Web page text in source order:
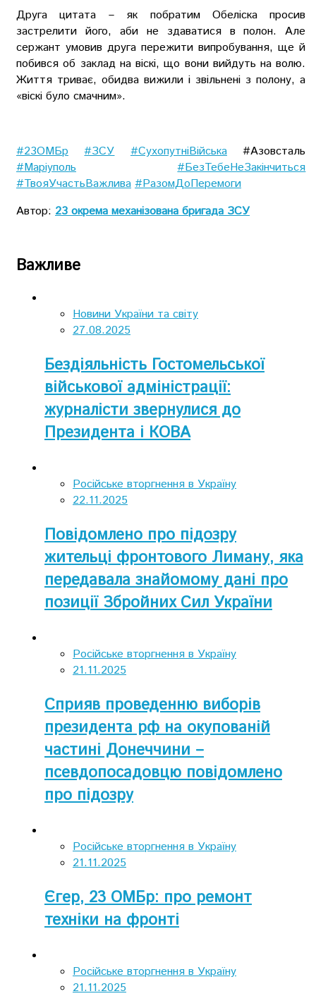
Друга цитата – як побратим Обеліска просив
застрелити його, аби не здаватися в полон. Але
сержант умовив друга пережити випробування, ще й
побився об заклад на віскі, що вони вийдуть на волю.
Життя триває, обидва вижили і звільнені з полону, а
«віскі було смачним».
#23ОМБр #ЗСУ #СухопутніВійська#Азовсталь
#Маріуполь
#БезТебеНеЗакінчиться
#ТвояУчастьВажлива #РазомДоПеремоги
Автор: 23 окрема механізована бригада ЗСУ
Важливе
Новини України та світу
27.08.2025
Бездіяльність Гостомельської
військової адміністрації:
журналісти звернулися до
Президента і КОВА
Російське вторгнення в Україну
22.11.2025
Повідомлено про підозру
жительці фронтового Лиману, яка
передавала знайомому дані про
позиції Збройних Сил України
Російське вторгнення в Україну
21.11.2025
Сприяв проведенню виборів
президента рф на окупованій
частині Донеччини –
псевдопосадовцю повідомлено
про підозру
Російське вторгнення в Україну
21.11.2025
Єгер, 23 ОМБр: про ремонт
техніки на фронті
Російське вторгнення в Україну
21.11.2025